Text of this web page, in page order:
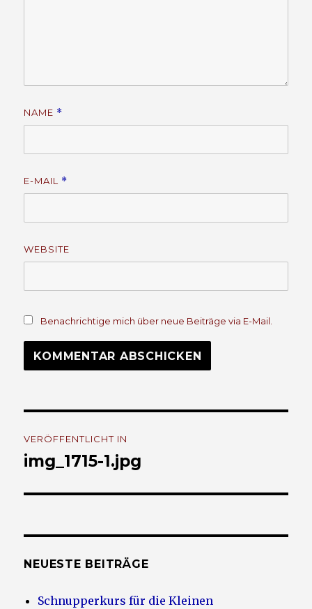
NAME *
E-MAIL *
WEBSITE
Benachrichtige mich über neue Beiträge via E-Mail.
Navigation
VERÖFFENTLICHT IN
img_1715-1.jpg
NEUESTE BEITRÄGE
Schnupperkurs für die Kleinen